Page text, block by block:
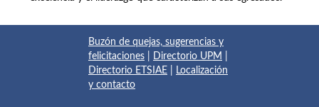
Buzón de quejas, sugerencias y
felicitaciones
Directorio UPM
Directorio ETSIAE
Localización
y contacto